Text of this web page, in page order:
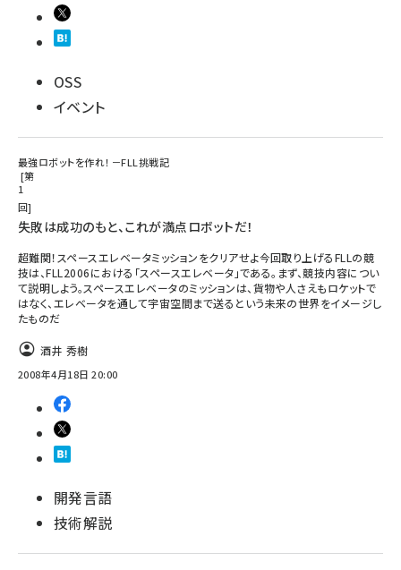
OSS
イベント
最強ロボットを作れ！－FLL挑戦記
第
1
回
失敗は成功のもと、これが満点ロボットだ！
超難関！スペースエレベータミッションをクリアせよ今回取り上げるFLLの競
技は、FLL2006における「スペースエレベータ」である。まず、競技内容につい
て説明しよう。スペースエレベータのミッションは、貨物や人さえもロケットで
はなく、エレベータを通して宇宙空間まで送るという未来の世界をイメージし
たものだ
酒井 秀樹
2008年4月18日 20:00
開発言語
技術解説